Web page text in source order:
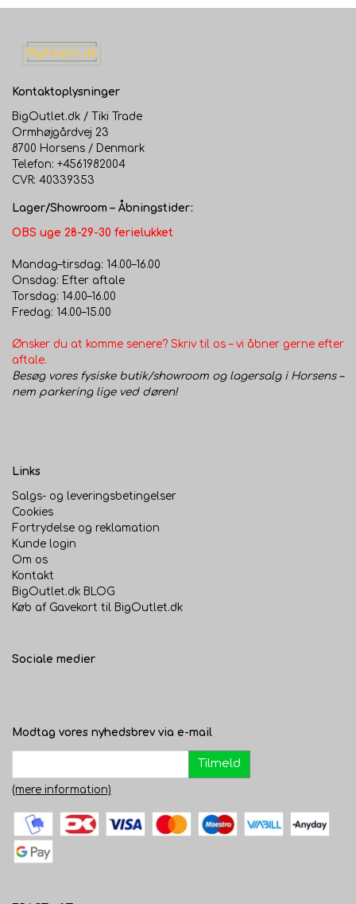
Kontaktoplysninger
BigOutlet.dk / Tiki Trade
Ormhøjgårdvej 23
8700 Horsens / Denmark
Telefon: +4561982004
CVR: 40339353
Lager/Showroom – Åbningstider:
OBS uge 28-29-30 ferielukket
Mandag–tirsdag: 14.00–16.00
Onsdag: Efter aftale
Torsdag: 14.00–16.00
Fredag: 14.00–15.00
Ønsker du at komme senere? Skriv til os – vi åbner gerne efter
aftale.
Besøg vores fysiske butik/showroom og lagersalg i Horsens –
nem parkering lige ved døren!
Links
Salgs- og leveringsbetingelser
Cookies
Fortrydelse og reklamation
Kunde login
Om os
Kontakt
BigOutlet.dk BLOG
Køb af Gavekort til BigOutlet.dk
Sociale medier
Modtag vores nyhedsbrev via e-mail
Tilmeld
(mere information)